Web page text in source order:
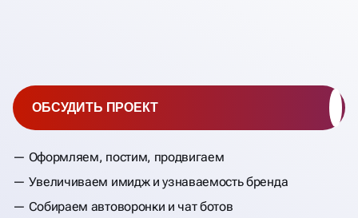
Оформляем, постим, продвигаем
Увеличиваем имидж и узнаваемость бренда
Собираем автоворонки и чат ботов
ОБСУДИТЬ ПРОЕКТ